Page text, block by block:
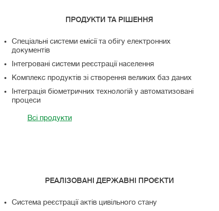
ПРОДУКТИ ТА РІШЕННЯ
Спеціальні системи емісії та обігу електронних
документів
Інтегровані системи реєстрації населення
Комплекс продуктів зі створення великих баз даних
Інтеграція біометричних технологій у автоматизовані
процеси
Всі продукти
РЕАЛІЗОВАНІ ДЕРЖАВНІ ПРОЄКТИ
Система реєстрації актів цивільного стану